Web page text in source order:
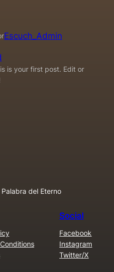
Escuch_Admin
is your first post. Edit or
del Eterno
Social
Facebook
Instagram
Twitter/X